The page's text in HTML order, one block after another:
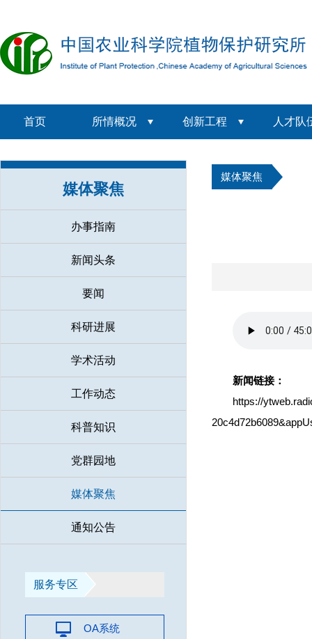
首页 所情概况 创新工程 人才队
媒体聚焦
办事指南
新闻头条
要闻
科研进展
学术活动
工作动态
科普知识
党群园地
媒体聚焦
通知公告
服务专区
OA系统
媒体聚焦
新闻链接：
https://